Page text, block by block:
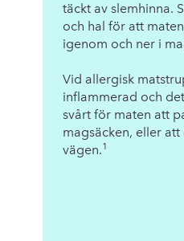
täckt av slemhinna.
och hal för att
igenom och ner i
Vid allergisk
inflammerad och
svårt för maten att
magsäcken, eller
vägen.1